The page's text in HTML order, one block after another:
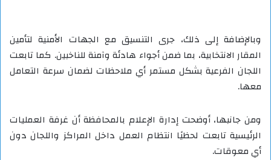
وبالإضافة إلى ذلك، جرى التنسيق مع الجهات الأمنية لتأمين
المقار الانتخابية، بما ضمن أجواء هادئة وآمنة للناخبين. كما تابعت
اللجان الفرعية بشكل مستمر أي ملاحظات لضمان سرعة التعامل
معها.
ومن جانبها، أوضحت إدارة الإعلام بالمحافظة أن غرفة العمليات
الرئيسية تابعت لحظيًا انتظام العمل داخل المراكز واللجان دون
أي معوقات.